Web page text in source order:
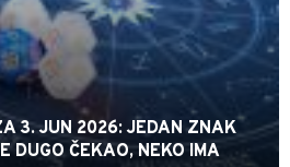
3. JUN 2026: JEDAN ZNAK
DUGO ČEKAO, NEKO IMA